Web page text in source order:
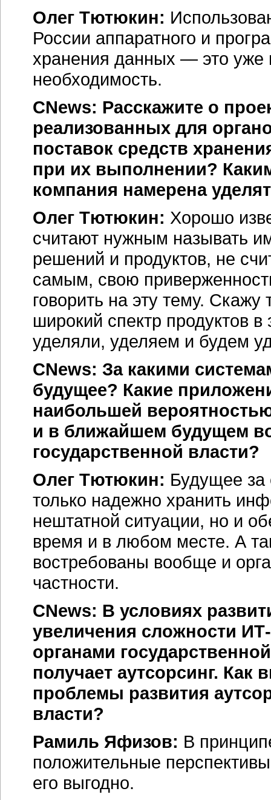
Олег Тютюкин:
России аппаратного и
хранения данных — это уже
необходимость.
CNews: Расскажите о
реализованных для
поставок средств
при их выполнении?
компания намерена
Олег Тютюкин: Хорошо
считают нужным называть
решений и продуктов, не
самым, свою
говорить на эту тему. Скажу
широкий спектр продуктов
уделяли, уделяем и будем
CNews: За какими
будущее? Какие
наибольшей
и в ближайшем будущем
государственной власти?
Олег Тютюкин: Будущее за
только надежно хранить
нештатной ситуации, но и
время и в любом месте. А
востребованы вообще и
частности.
CNews: В условиях
увеличения сложности
органами
получает аутсорсинг.
проблемы развития
власти?
Рамиль Яфизов: В
положительные
его выгодно.